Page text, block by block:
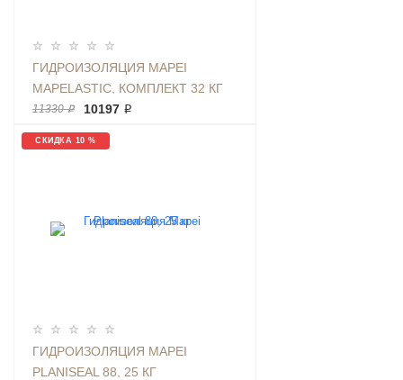
ГИДРОИЗОЛЯЦИЯ MAPEI
MAPELASTIC, КОМПЛЕКТ 32 КГ
11330 ₽ 10197 ₽
СКИДКА 10 %
ГИДРОИЗОЛЯЦИЯ MAPEI
PLANISEAL 88, 25 КГ